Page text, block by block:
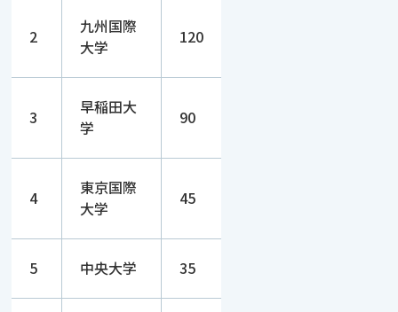
2
九州国際
大学
120
3
早稲田大
学
90
4
東京国際
大学
45
5 中央大学 35